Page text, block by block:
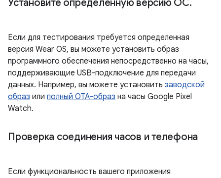
Установите определённую версию ОС.
Если для тестирования требуется определенная
версия Wear OS, вы можете установить образ
программного обеспечения непосредственно на часы,
поддерживающие USB-подключение для передачи
данных. Например, вы можете установить заводской
образ или полный OTA-образ на часы Google Pixel
Watch.
Проверка соединения часов и телефона
Если функциональность вашего приложения